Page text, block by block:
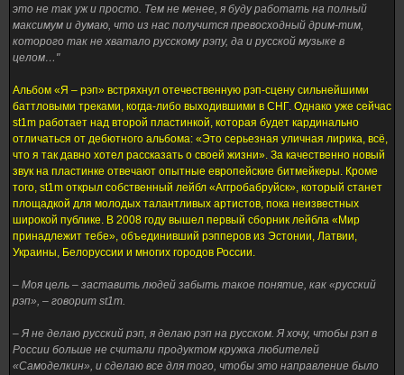
это не так уж и просто. Тем не менее, я буду работать на полный
максимум и думаю, что из нас получится превосходный дрим-тим,
которого так не хватало русскому рэпу, да и русской музыке в
целом…"
Альбом «Я – рэп» встряхнул отечественную рэп-сцену сильнейшими
баттловыми треками, когда-либо выходившими в СНГ. Однако уже сейчас
st1m работает над второй пластинкой, которая будет кардинально
отличаться от дебютного альбома: «Это серьезная уличная лирика, всё,
что я так давно хотел рассказать о своей жизни». За качественно новый
звук на пластинке отвечают опытные европейские битмейкеры. Кроме
того, st1m открыл собственный лейбл «Аггробабруйск», который станет
площадкой для молодых талантливых артистов, пока неизвестных
широкой публике. В 2008 году вышел первый сборник лейбла «Мир
принадлежит тебе», объединивший рэпперов из Эстонии, Латвии,
Украины, Белоруссии и многих городов России.
– Моя цель – заставить людей забыть такое понятие, как «русский
рэп», – говорит st1m.
– Я не делаю русский рэп, я делаю рэп на русском. Я хочу, чтобы рэп в
России больше не считали продуктом кружка любителей
«Самоделкин», и сделаю все для того, чтобы это направление было